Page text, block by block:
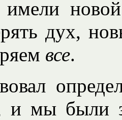
дух,
все.
и мы были